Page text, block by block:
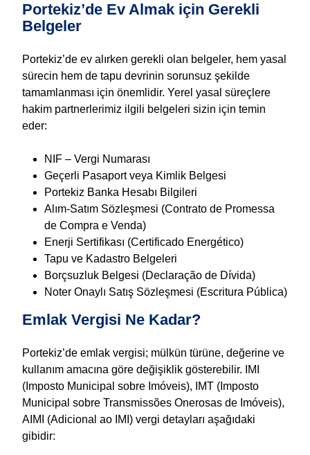
Portekiz’de Ev Almak için Gerekli
Belgeler
Portekiz’de ev alırken gerekli olan belgeler, hem yasal
sürecin hem de tapu devrinin sorunsuz şekilde
tamamlanması için önemlidir. Yerel yasal süreçlere
hakim partnerlerimiz ilgili belgeleri sizin için temin
eder:
NIF – Vergi Numarası
Geçerli Pasaport veya Kimlik Belgesi
Portekiz Banka Hesabı Bilgileri
Alım-Satım Sözleşmesi (Contrato de Promessa
de Compra e Venda)
Enerji Sertifikası (Certificado Energético)
Tapu ve Kadastro Belgeleri
Borçsuzluk Belgesi (Declaração de Dívida)
Noter Onaylı Satış Sözleşmesi (Escritura Pública)
Emlak Vergisi Ne Kadar?
Portekiz’de emlak vergisi; mülkün türüne, değerine ve
kullanım amacına göre değişiklik gösterebilir. IMI
(Imposto Municipal sobre Imóveis), IMT (Imposto
Municipal sobre Transmissões Onerosas de Imóveis),
AIMI (Adicional ao IMI) vergi detayları aşağıdaki
gibidir: